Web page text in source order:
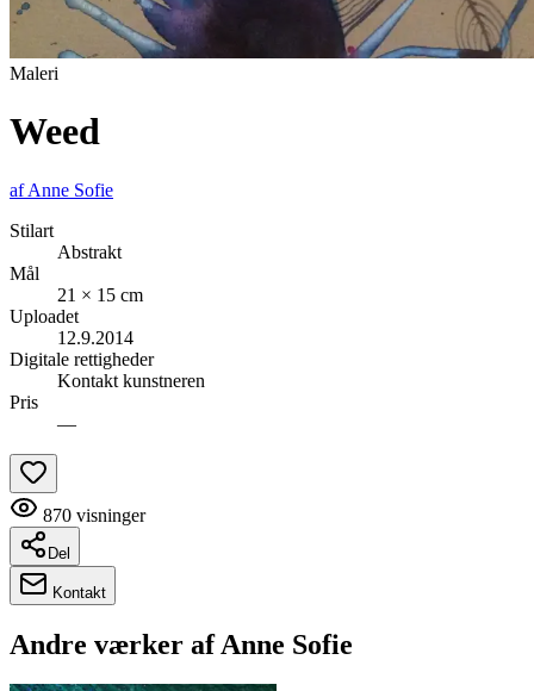
Maleri
Weed
afAnne Sofie
Stilart
Abstrakt
Mål
21 × 15 cm
Uploadet
12.9.2014
Digitale rettigheder
Kontakt kunstneren
Pris
—
870 visninger
Del
Kontakt
Andre værker afAnne Sofie